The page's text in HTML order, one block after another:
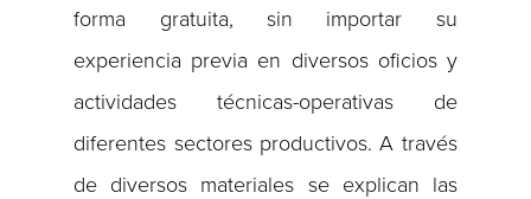
forma gratuita, sin importar su
experiencia previa en diversos oficios y
actividades técnicas-operativas de
diferentes sectores productivos. A través
de diversos materiales se explican las